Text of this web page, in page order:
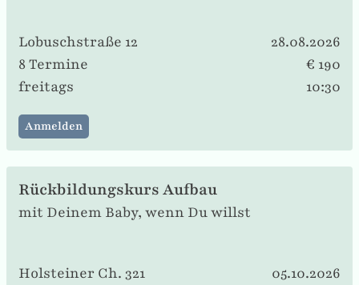
Lobuschstraße 12
28.08.2026
8 Termine
€ 190
freitags
10:30
Anmelden
Rückbildungskurs Aufbau
mit Deinem Baby, wenn Du willst
Holsteiner Ch. 321
05.10.2026